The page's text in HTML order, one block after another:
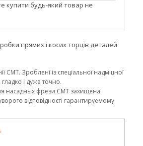
купити будь-який товар не
прямих і косих торців деталей
CMT. Зроблені із спеціальної надміцної
і дуже точно.
насадных фрези CMT захищена
відповідності гарантируемому